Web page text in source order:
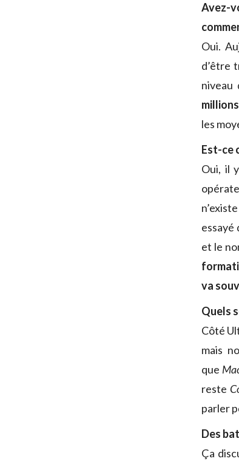
Avez-
Oui.
d’être
niveau
les
Est-ce
Oui, il
essayé
et le
va
Quels
Côté
mais
que
reste
parler
Des
Ça